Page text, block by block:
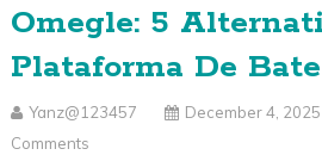
Omegle: 5
Plataforma De
Yanz@123457 December 4, 2025
Comments